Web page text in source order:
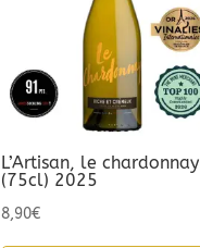
L’Artisan, le chardonnay
(75cl) 2025
8,90€